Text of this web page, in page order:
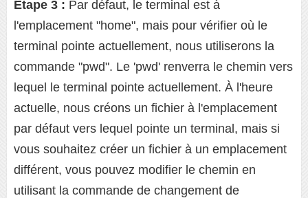
Étape 3 : Par défaut, le terminal est à
l'emplacement "home", mais pour vérifier où le
terminal pointe actuellement, nous utiliserons la
commande "pwd". Le 'pwd' renverra le chemin vers
lequel le terminal pointe actuellement. À l'heure
actuelle, nous créons un fichier à l'emplacement
par défaut vers lequel pointe un terminal, mais si
vous souhaitez créer un fichier à un emplacement
différent, vous pouvez modifier le chemin en
utilisant la commande de changement de